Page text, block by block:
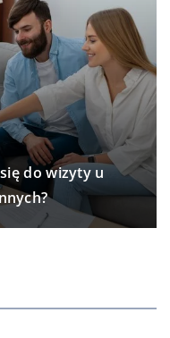
do wizyty u